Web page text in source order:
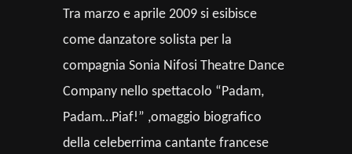
Tra marzo e aprile 2009 si esibisce
come danzatore solista per la
compagnia Sonia Nifosi Theatre Dance
Company nello spettacolo “Padam,
Padam…Piaf!” ,omaggio biografico
della celeberrima cantante francese